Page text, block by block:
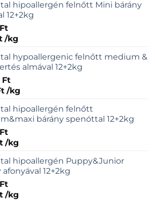
hipoallergén felnőtt Mini bárány
12+2kg
Ft
/kg
hypoallergenic felnőtt medium &
almával 12+2kg
Ft
/kg
hipoallergén felnőtt
bárány spenóttal 12+2kg
Ft
/kg
hipoallergén Puppy&Junior
afonyával 12+2kg
Ft
/kg